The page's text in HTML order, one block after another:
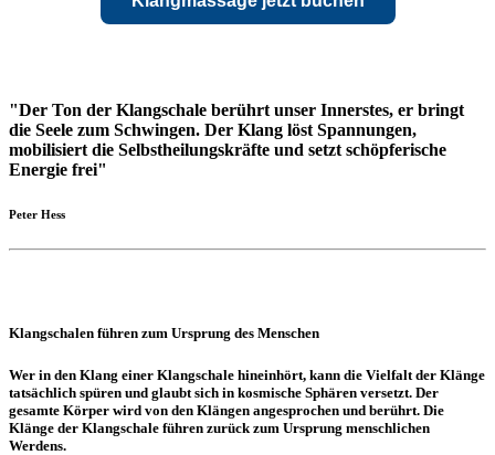
"Der Ton der Klangschale berührt unser Innerstes, er bringt
die Seele zum Schwingen. Der Klang löst Spannungen,
mobilisiert die Selbstheilungskräfte und setzt schöpferische
Energie frei"
Peter Hess
Klangschalen führen zum Ursprung des Menschen
Wer in den Klang einer Klangschale hineinhört, kann die Vielfalt der Klänge
tatsächlich spüren und glaubt sich in kosmische Sphären versetzt. Der
gesamte Körper wird von den Klängen angesprochen und berührt. Die
Klänge der Klangschale führen zurück zum Ursprung menschlichen
Werdens.